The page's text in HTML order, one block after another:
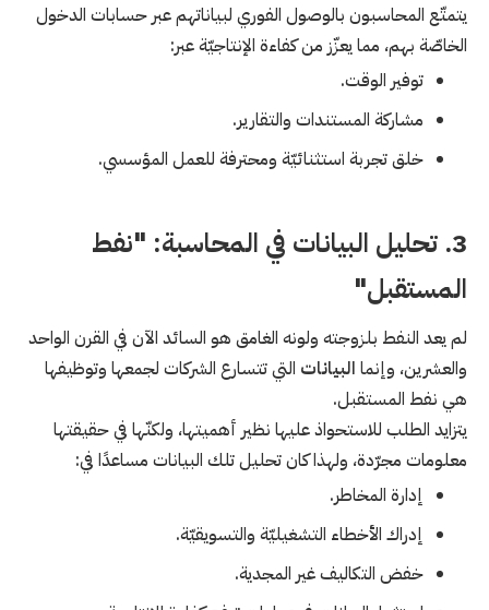
يتمتّع المحاسبون بالوصول الفوري لبياناتهم عبر حسابات الدخول
الخاصّة بهم، مما يعزّز من كفاءة الإنتاجيّة عبر:
توفير الوقت.
مشاركة المستندات والتقارير.
خلق تجربة استثنائيّة ومحترفة للعمل المؤسسي.
3. تحليل البيانات في المحاسبة: "نفط
المستقبل"
لم يعد النفط بلزوجته ولونه الغامق هو السائد الآن في القرن الواحد
والعشرين، وإنما البيانات التي تتسارع الشركات لجمعها وتوظيفها
هي نفط المستقبل.
يتزايد الطلب للاستحواذ عليها نظير أهميتها، ولكنّها في حقيقتها
معلومات مجرّدة، ولهذا كان تحليل تلك البيانات مساعدًا في:
إدارة المخاطر.
إدراك الأخطاء التشغيليّة والتسويقيّة.
خفض التكاليف غير المجدية.